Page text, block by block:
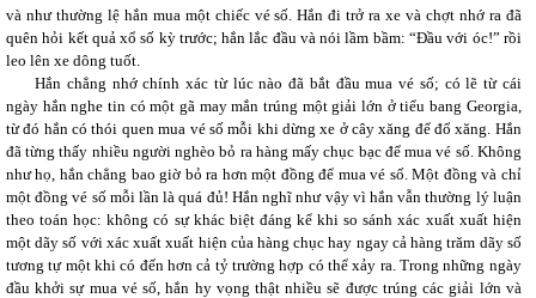
và như thường lệ hắn mua một chiếc vé số. Hắn đi trở ra xe và chợt nhớ ra đã
quên hỏi kết quả xổ số kỳ trước; hắn lắc đầu và nói lầm bầm: “Đầu với óc!” rồi
leo lên xe dông tuốt.
Hắn chẳng nhớ chính xác từ lúc nào đã bắt đầu mua vé số; có lẽ từ cái
ngày hắn nghe tin có một gã may mắn trúng một giải lớn ở tiểu bang Georgia,
từ đó hắn có thói quen mua vé số mỗi khi dừng xe ở cây xăng để đổ xăng. Hắn
đã từng thấy nhiều người nghèo bỏ ra hàng mấy chục bạc để mua vé số. Không
như họ, hắn chẳng bao giờ bỏ ra hơn một đồng để mua vé số. Một đồng và chỉ
một đồng vé số mỗi lần là quá đủ! Hắn nghĩ như vậy vì hắn vẫn thường lý luận
theo toán học: không có sự khác biệt đáng kể khi so sánh xác xuất xuất hiện
một dãy số với xác xuất xuất hiện của hàng chục hay ngay cả hàng trăm dãy số
tương tự một khi có đến hơn cả tỷ trường hợp có thể xảy ra. Trong những ngày
đầu khởi sự mua vé số, hắn hy vọng thật nhiều sẽ được trúng các giải lớn và